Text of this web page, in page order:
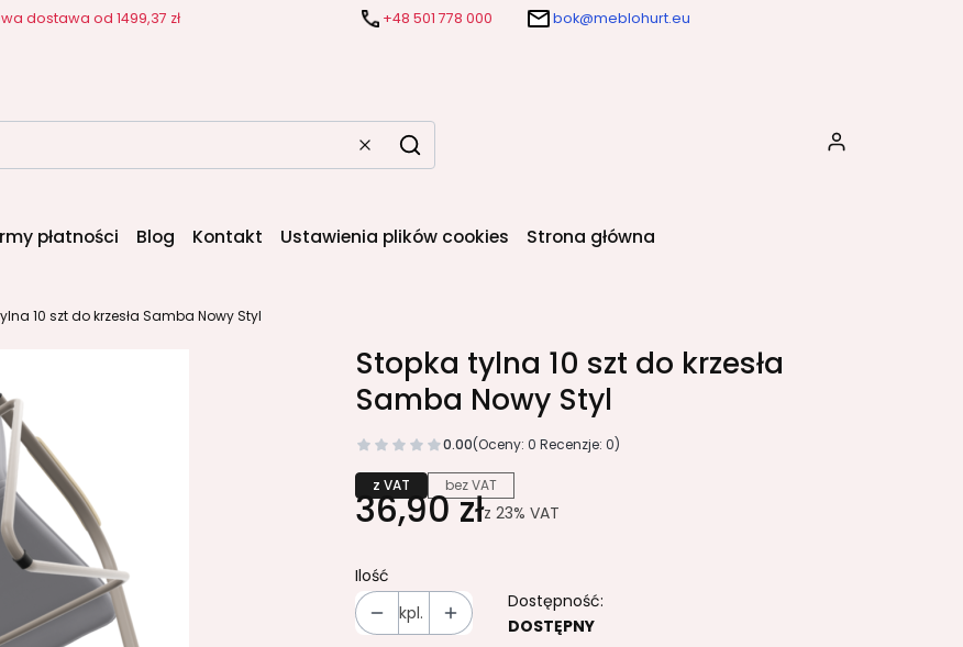
dostawa od 1499,37 zł +48 501 778 000 bok@meblohurt.eu
WyczyśćSzukaj
płatności Blog Kontakt Ustawienia plików cookies Strona główna
10 szt do krzesła Samba Nowy Styl
Stopka tylna 10 szt do krzesła
Samba Nowy Styl
0.00(Oceny: 0 Recenzje: 0)
z VAT bez VAT
36,90 złz 23% VAT
Ilość
kpl.
Dostępność:
DOSTĘPNY